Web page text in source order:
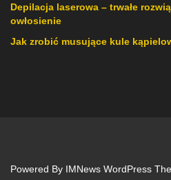
Depilacja laserowa – trwałe
owłosienie
Jak zrobić musujące kule
Powered By IMNews WordPress